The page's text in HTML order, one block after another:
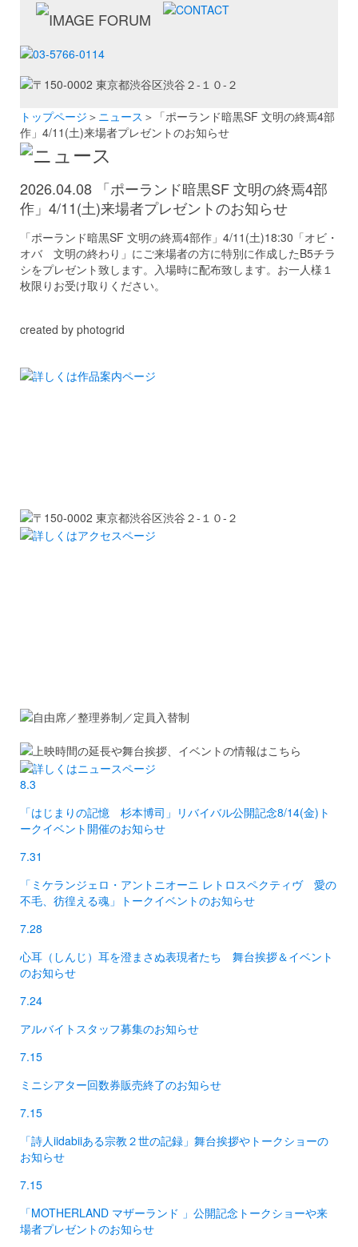
トップページ ＞ ニュース ＞「ポーランド暗黒SF 文明の終焉4部
作」4/11(土)来場者プレゼントのお知らせ
2026.04.08 「ポーランド暗黒SF 文明の終焉4部
作」4/11(土)来場者プレゼントのお知らせ
「ポーランド暗黒SF 文明の終焉4部作」4/11(土)18:30「オビ・
オバ 文明の終わり」にご来場者の方に特別に作成したB5チラ
シをプレゼント致します。入場時に配布致します。お一人様１
枚限りお受け取りください。
created by photogrid
8.3
「はじまりの記憶 杉本博司」リバイバル公開記念8/14(金)ト
ークイベント開催のお知らせ
7.31
「ミケランジェロ・アントニオーニ レトロスペクティヴ 愛の
不毛、彷徨える魂」トークイベントのお知らせ
7.28
心耳（しんじ）耳を澄まさぬ表現者たち 舞台挨拶＆イベント
のお知らせ
7.24
アルバイトスタッフ募集のお知らせ
7.15
ミニシアター回数券販売終了のお知らせ
7.15
「詩人iidabiiある宗教２世の記録」舞台挨拶やトークショーの
お知らせ
7.15
「MOTHERLAND マザーランド 」公開記念トークショーや来
場者プレゼントのお知らせ